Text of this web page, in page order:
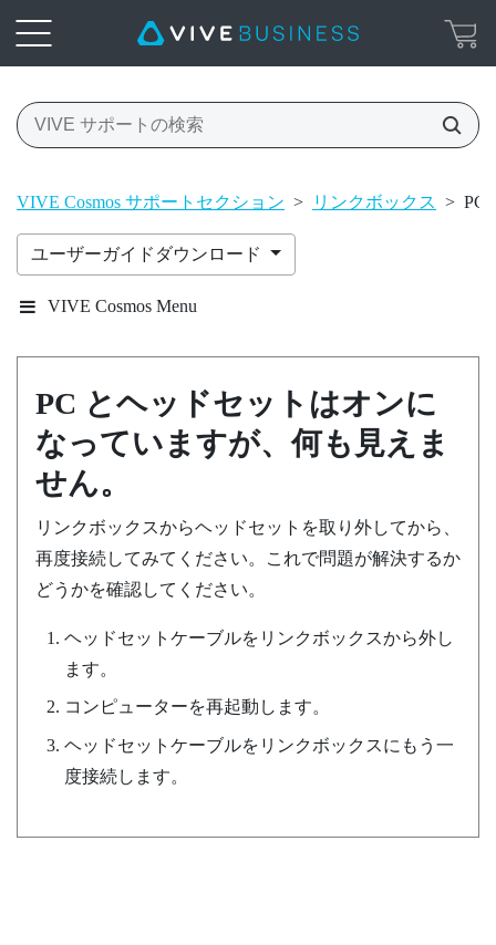
VIVE Cosmos サポートセクション > リンクボックス > PC
ユーザーガイドダウンロード
VIVE Cosmos Menu
PC とヘッドセットはオンに
なっていますが、何も見えま
せん。
リンクボックスからヘッドセットを取り外してから、
再度接続してみてください。これで問題が解決するか
どうかを確認してください。
ヘッドセットケーブルをリンクボックスから外し
ます。
コンピューターを再起動します。
ヘッドセットケーブルをリンクボックスにもう一
度接続します。